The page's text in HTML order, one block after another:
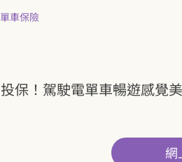
車保險
保！駕駛電單車暢遊感覺
網